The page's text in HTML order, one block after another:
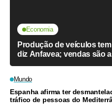
Economia
Produção de veículos
diz Anfavea; vendas são
Mundo
Espanha afirma ter
tráfico de pessoas do